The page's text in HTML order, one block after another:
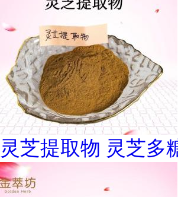
灵芝提取物 灵芝多